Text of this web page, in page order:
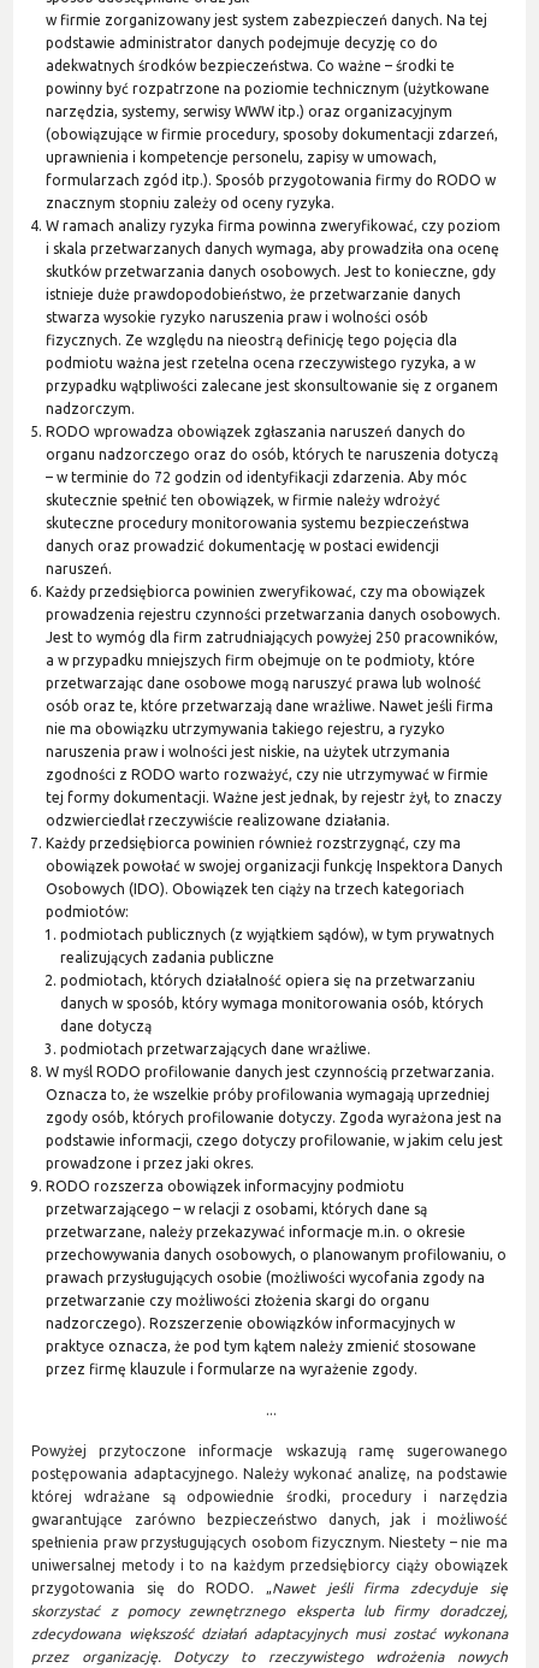
w firmie zorganizowany jest system zabezpieczeń danych. Na tej
podstawie administrator danych podejmuje decyzję co do
adekwatnych środków bezpieczeństwa. Co ważne – środki te
powinny być rozpatrzone na poziomie technicznym (użytkowane
narzędzia, systemy, serwisy WWW itp.) oraz organizacyjnym
(obowiązujące w firmie procedury, sposoby dokumentacji zdarzeń,
uprawnienia i kompetencje personelu, zapisy w umowach,
formularzach zgód itp.). Sposób przygotowania firmy do RODO w
znacznym stopniu zależy od oceny ryzyka.
W ramach analizy ryzyka firma powinna zweryfikować, czy poziom
i skala przetwarzanych danych wymaga, aby prowadziła ona ocenę
skutków przetwarzania danych osobowych. Jest to konieczne, gdy
istnieje duże prawdopodobieństwo, że przetwarzanie danych
stwarza wysokie ryzyko naruszenia praw i wolności osób
fizycznych. Ze względu na nieostrą definicję tego pojęcia dla
podmiotu ważna jest rzetelna ocena rzeczywistego ryzyka, a w
przypadku wątpliwości zalecane jest skonsultowanie się z organem
nadzorczym.
RODO wprowadza obowiązek zgłaszania naruszeń danych do
organu nadzorczego oraz do osób, których te naruszenia dotyczą
– w terminie do 72 godzin od identyfikacji zdarzenia. Aby móc
skutecznie spełnić ten obowiązek, w firmie należy wdrożyć
skuteczne procedury monitorowania systemu bezpieczeństwa
danych oraz prowadzić dokumentację w postaci ewidencji
naruszeń.
Każdy przedsiębiorca powinien zweryfikować, czy ma obowiązek
prowadzenia rejestru czynności przetwarzania danych osobowych.
Jest to wymóg dla firm zatrudniających powyżej 250 pracowników,
a w przypadku mniejszych firm obejmuje on te podmioty, które
przetwarzając dane osobowe mogą naruszyć prawa lub wolność
osób oraz te, które przetwarzają dane wrażliwe. Nawet jeśli firma
nie ma obowiązku utrzymywania takiego rejestru, a ryzyko
naruszenia praw i wolności jest niskie, na użytek utrzymania
zgodności z RODO warto rozważyć, czy nie utrzymywać w firmie
tej formy dokumentacji. Ważne jest jednak, by rejestr żył, to znaczy
odzwierciedlał rzeczywiście realizowane działania.
Każdy przedsiębiorca powinien również rozstrzygnąć, czy ma
obowiązek powołać w swojej organizacji funkcję Inspektora Danych
Osobowych (IDO). Obowiązek ten ciąży na trzech kategoriach
podmiotów:
podmiotach publicznych (z wyjątkiem sądów), w tym prywatnych
realizujących zadania publiczne
podmiotach, których działalność opiera się na przetwarzaniu
danych w sposób, który wymaga monitorowania osób, których
dane dotyczą
podmiotach przetwarzających dane wrażliwe.
W myśl RODO profilowanie danych jest czynnością przetwarzania.
Oznacza to, że wszelkie próby profilowania wymagają uprzedniej
zgody osób, których profilowanie dotyczy. Zgoda wyrażona jest na
podstawie informacji, czego dotyczy profilowanie, w jakim celu jest
prowadzone i przez jaki okres.
RODO rozszerza obowiązek informacyjny podmiotu
przetwarzającego – w relacji z osobami, których dane są
przetwarzane, należy przekazywać informacje m.in. o okresie
przechowywania danych osobowych, o planowanym profilowaniu, o
prawach przysługujących osobie (możliwości wycofania zgody na
przetwarzanie czy możliwości złożenia skargi do organu
nadzorczego). Rozszerzenie obowiązków informacyjnych w
praktyce oznacza, że pod tym kątem należy zmienić stosowane
przez firmę klauzule i formularze na wyrażenie zgody.
...
Powyżej przytoczone informacje wskazują ramę sugerowanego
postępowania adaptacyjnego. Należy wykonać analizę, na podstawie
której wdrażane są odpowiednie środki, procedury i narzędzia
gwarantujące zarówno bezpieczeństwo danych, jak i możliwość
spełnienia praw przysługujących osobom fizycznym. Niestety – nie ma
uniwersalnej metody i to na każdym przedsiębiorcy ciąży obowiązek
przygotowania się do RODO. „Nawet jeśli firma zdecyduje się
skorzystać z pomocy zewnętrznego eksperta lub firmy doradczej,
zdecydowana większość działań adaptacyjnych musi zostać wykonana
przez organizację. Dotyczy to rzeczywistego wdrożenia nowych